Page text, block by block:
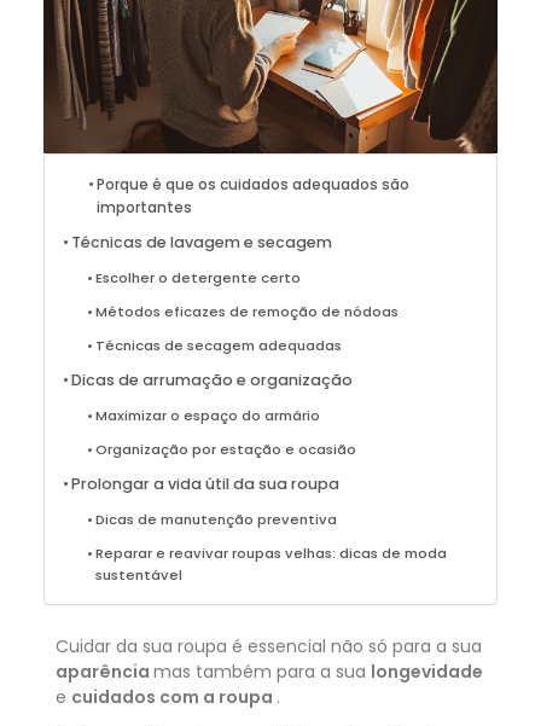
Porque é que os cuidados adequados são
importantes
Técnicas de lavagem e secagem
Escolher o detergente certo
Métodos eficazes de remoção de nódoas
Técnicas de secagem adequadas
Dicas de arrumação e organização
Maximizar o espaço do armário
Organização por estação e ocasião
Prolongar a vida útil da sua roupa
Dicas de manutenção preventiva
Reparar e reavivar roupas velhas: dicas de moda
sustentável
Cuidar da sua roupa é essencial não só para a sua
aparência mas também para a sua longevidade
e cuidados com a roupa .